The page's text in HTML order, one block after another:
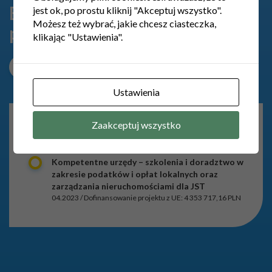
Brak aktualnie realizowanych
projektów
PROJEKTY ZAKOŃCZONE
Kompetentne urzędy – szkolenia i doradztwo w
zakresie podatków i opłat lokalnych oraz
zarządzania nieruchomościami dla JST
04.2023 / Dofinansowanie projektu z UE: 4 353 717,16 PLN
1
ZAKOŃCZONY
jest ok, po prostu kliknij "Akceptuj wszystko".
Możesz też wybrać, jakie chcesz ciasteczka,
klikając "Ustawienia".
Ustawienia
Zaakceptuj wszystko